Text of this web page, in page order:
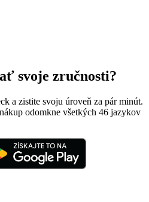
svoje zručnosti?
a zistite svoju úroveň za pár minút.
odomkne všetkých 46 jazykov